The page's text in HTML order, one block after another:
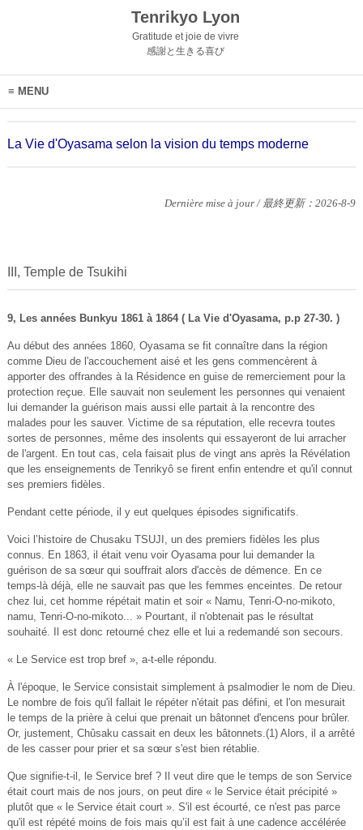
Tenrikyo Lyon
Gratitude et joie de vivre
感謝と生きる喜び
MENU
La Vie d'Oyasama selon la vision du temps moderne
Dernière mise à jour / 最終更新：2026-8-9
III, Temple de Tsukihi
9, Les années Bunkyu 1861 à 1864 ( La Vie d'Oyasama, p.p 27-30. )
Au début des années 1860, Oyasama se fit connaître dans la région
comme Dieu de l'accouchement aisé et les gens commencèrent à
apporter des offrandes à la Résidence en guise de remerciement pour la
protection reçue. Elle sauvait non seulement les personnes qui venaient
lui demander la guérison mais aussi elle partait à la rencontre des
malades pour les sauver. Victime de sa réputation, elle recevra toutes
sortes de personnes, même des insolents qui essayeront de lui arracher
de l'argent. En tout cas, cela faisait plus de vingt ans après la Révélation
que les enseignements de Tenrikyô se firent enfin entendre et qu'il connut
ses premiers fidèles.
Pendant cette période, il y eut quelques épisodes significatifs.
Voici l’histoire de Chusaku TSUJI, un des premiers fidèles les plus
connus. En 1863, il était venu voir Oyasama pour lui demander la
guérison de sa sœur qui souffrait alors d'accès de démence. En ce
temps-là déjà, elle ne sauvait pas que les femmes enceintes. De retour
chez lui, cet homme répétait matin et soir « Namu, Tenri-O-no-mikoto,
namu, Tenri-O-no-mikoto... » Pourtant, il n'obtenait pas le résultat
souhaité. Il est donc retourné chez elle et lui a redemandé son secours.
« Le Service est trop bref », a-t-elle répondu.
À l'époque, le Service consistait simplement à psalmodier le nom de Dieu.
Le nombre de fois qu'il fallait le répéter n'était pas défini, et l'on mesurait
le temps de la prière à celui que prenait un bâtonnet d'encens pour brûler.
Or, justement, Chûsaku cassait en deux les bâtonnets.(1) Alors, il a arrêté
de les casser pour prier et sa sœur s'est bien rétablie.
Que signifie-t-il, le Service bref ? Il veut dire que le temps de son Service
était court mais de nos jours, on peut dire « le Service était précipité »
plutôt que « le Service était court ». S'il est écourté, ce n'est pas parce
qu'il est répété moins de fois mais qu’il est fait à une cadence accélérée